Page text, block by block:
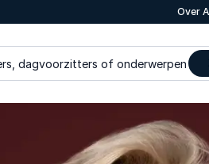
Over
dagvoorzitters of onderwerpen